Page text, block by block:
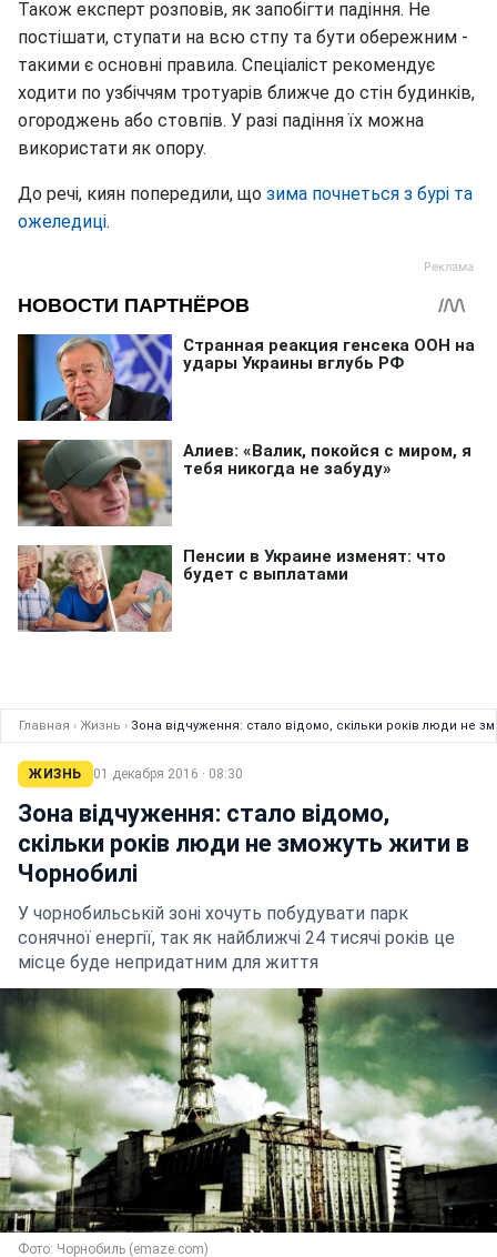
Також експерт розповів, як запобігти падіння. Не
постішати, ступати на всю стпу та бути обережним -
такими є основні правила. Спеціаліст рекомендує
ходити по узбіччям тротуарів ближче до стін будинків,
огороджень або стовпів. У разі падіння їх можна
використати як опору.
До речі, киян попередили, що зима почнеться з бурі та
ожеледиці.
Главная › Жизнь › Зона відчуження: стало відомо, скільки років люди не
ЖИЗНЬ 01 декабря 2016 · 08:30
Зона відчуження: стало відомо,
скільки років люди не зможуть жити в
Чорнобилі
У чорнобильській зоні хочуть побудувати парк
сонячної енергії, так як найближчі 24 тисячі років це
місце буде непридатним для життя
Фото: Чорнобиль (emaze.com)